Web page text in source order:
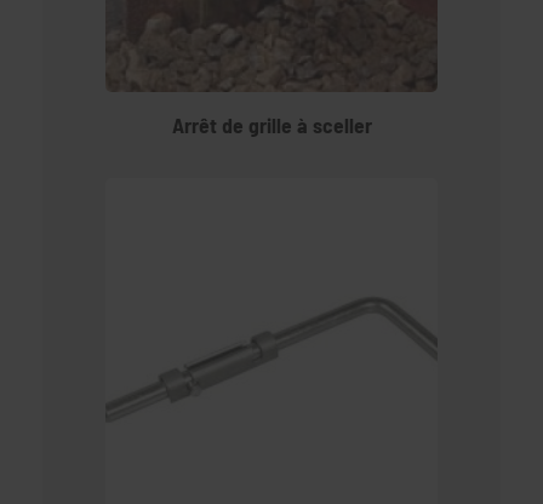
Arrêt de grille à sceller